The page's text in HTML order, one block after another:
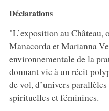
Déclarations
"L’exposition au Château,
Manacorda et Marianna
environnementale de la
donnant vie à un récit
de vol, d’univers
spirituelles et féminines.